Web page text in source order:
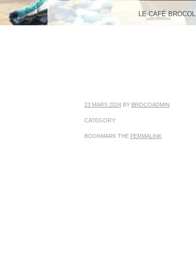
MENU
SKIP TO CONTENT LE CAFÉ BROCOLI
23 MARS 2024BY BROCOADMIN
CATEGORY:
BOOKMARK THE PERMALINK